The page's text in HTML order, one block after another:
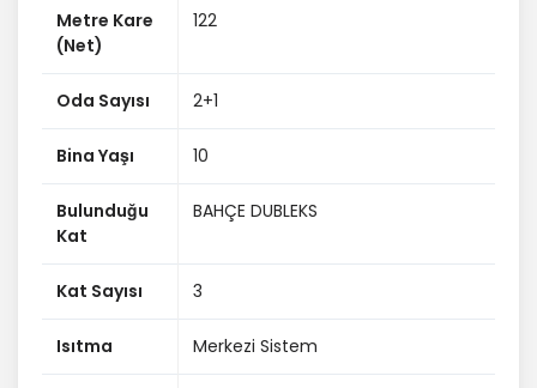
Metre Kare
(Net)
122
Oda Sayısı 2+1
Bina Yaşı 10
Bulunduğu
Kat
BAHÇE DUBLEKS
Kat Sayısı 3
Isıtma Merkezi Sistem